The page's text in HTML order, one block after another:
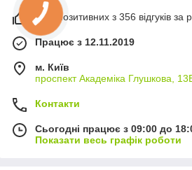
99% позитивних з 356 відгуків за
Працює з 12.11.2019
м. Київ
проспект Академіка Глушкова,
Контакти
Сьогодні працює з 09:00 до
Показати весь графік роботи